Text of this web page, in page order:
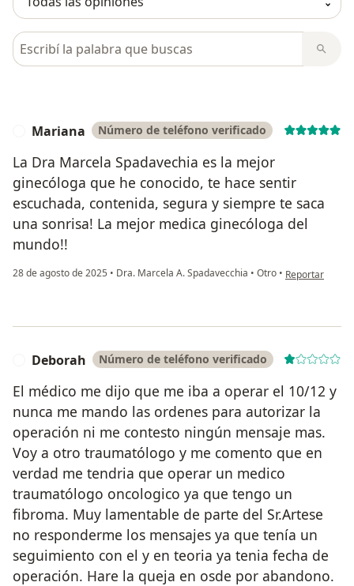
Busca en opiniones
Mariana Número de teléfono verificado
La Dra Marcela Spadavechia es la mejor
ginecóloga que he conocido, te hace sentir
escuchada, contenida, segura y siempre te saca
una sonrisa! La mejor medica ginecóloga del
mundo!!
28 de agosto de 2025 • Dra. Marcela A. Spadavecchia • Otro • en opinión del
Reportar
Deborah Número de teléfono verificado
El médico me dijo que me iba a operar el 10/12 y
nunca me mando las ordenes para autorizar la
operación ni me contesto ningún mensaje mas.
Voy a otro traumatólogo y me comento que en
verdad me tendria que operar un medico
traumatólogo oncologico ya que tengo un
fibroma. Muy lamentable de parte del Sr.Artese
no responderme los mensajes ya que tenía un
seguimiento con el y en teoria ya tenia fecha de
operación. Hare la queja en osde por abandono.